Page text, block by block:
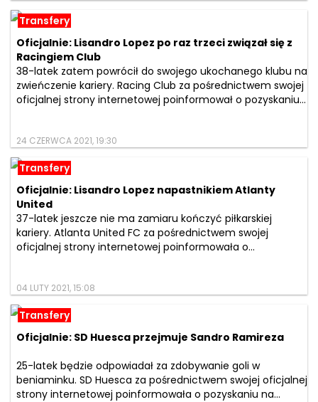
Transfery
Oficjalnie: Lisandro Lopez po raz trzeci związał się z
Racingiem Club
38-latek zatem powrócił do swojego ukochanego klubu na
zwieńczenie kariery. Racing Club za pośrednictwem swojej
oficjalnej strony internetowej poinformował o pozyskaniu...
24 CZERWCA 2021, 19:30
Transfery
Oficjalnie: Lisandro Lopez napastnikiem Atlanty
United
37-latek jeszcze nie ma zamiaru kończyć piłkarskiej
kariery. Atlanta United FC za pośrednictwem swojej
oficjalnej strony internetowej poinformowała o...
04 LUTY 2021, 15:08
Transfery
Oficjalnie: SD Huesca przejmuje Sandro Ramireza
25-latek będzie odpowiadał za zdobywanie goli w
beniaminku. SD Huesca za pośrednictwem swojej oficjalnej
strony internetowej poinformowała o pozyskaniu na...